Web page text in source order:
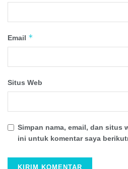
Email *
Situs Web
Simpan nama, email, dan situs
ini untuk komentar saya